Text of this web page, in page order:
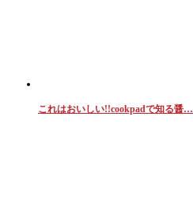
これはおいしい!!cookpadで知る醤…